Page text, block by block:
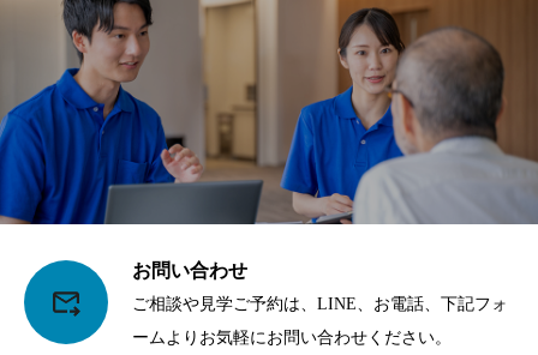
お問い合わせ
ご相談や見学ご予約は、LINE、お電話、下記フォ
ームよりお気軽にお問い合わせください。